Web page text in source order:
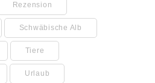
Rezension
Schwäbische Alb
Tiere
Urlaub